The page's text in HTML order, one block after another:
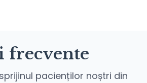
frecvente
pacienților noștri din